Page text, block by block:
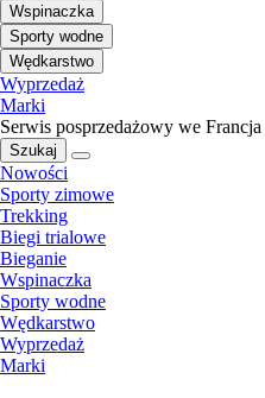
Wspinaczka
Sporty wodne
Wędkarstwo
Wyprzedaż
Marki
Serwis posprzedażowy we Francja
Szukaj
Nowości
Sporty zimowe
Trekking
Biegi trialowe
Bieganie
Wspinaczka
Sporty wodne
Wędkarstwo
Wyprzedaż
Marki